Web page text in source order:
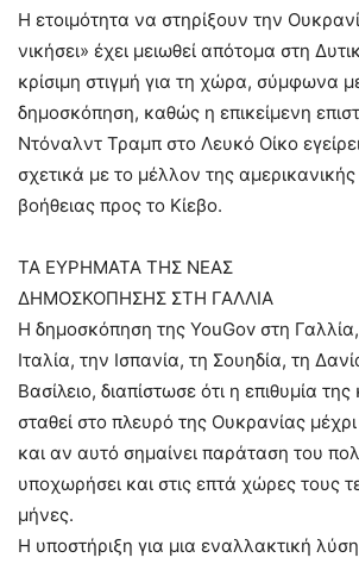
Η ετοιμότητα να στηρίξουν την
νικήσει» έχει μειωθεί απότομα στη
κρίσιμη στιγμή για τη χώρα, σύμφωνα
δημοσκόπηση, καθώς η επικείμενη
Ντόναλντ Τραμπ στο Λευκό Οίκο
σχετικά με το μέλλον της αμερικανικής
βοήθειας προς το Κίεβο.
ΤΑ ΕΥΡΗΜΑΤΑ ΤΗΣ ΝΕΑΣ
ΔΗΜΟΣΚΟΠΗΣΗΣ ΣΤΗ ΓΑΛΛΙΑ
Η δημοσκόπηση της YouGov στη
Ιταλία, την Ισπανία, τη Σουηδία, τη
Βασίλειο, διαπίστωσε ότι η επιθυμία
σταθεί στο πλευρό της Ουκρανίας
και αν αυτό σημαίνει παράταση του
υποχωρήσει και στις επτά χώρες τους
μήνες.
Η υποστήριξη για μια εναλλακτική